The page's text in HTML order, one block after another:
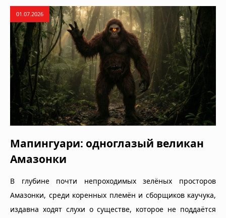
01.07.2026
Мапингуари: одноглазый великан
Амазонки
В глубине почти непроходимых зелёных просторов
Амазонки, среди коренных племён и сборщиков каучука,
издавна ходят слухи о существе, которое не поддаётся